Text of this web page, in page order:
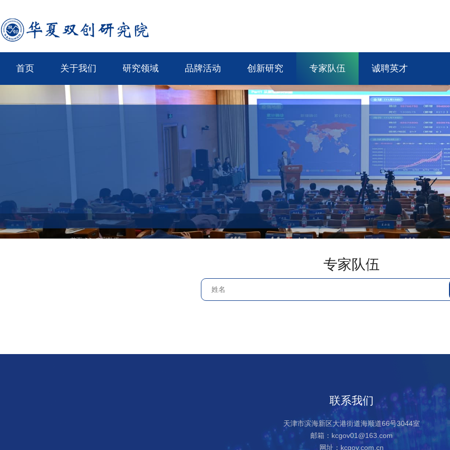
首页 关于我们 研究领域 品牌活动 创新研究 专家队伍 诚聘英才
首页 >> 专家队伍
专家队伍
联系我们
天津市滨海新区大港街道海顺道66号3044室
邮箱：kcgov01@163.com
网址：kcgov.com.cn